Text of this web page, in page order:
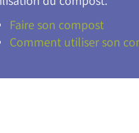
Faire son compost
Comment utiliser son